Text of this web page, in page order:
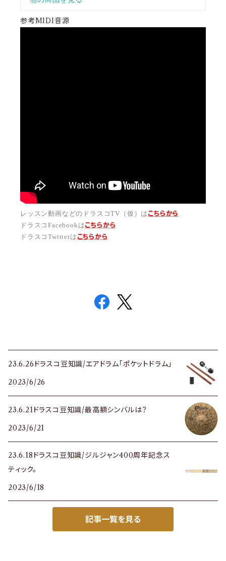
参考MIDI音源
レッスン動画などのドラスコTV（仮）は こちらから
ドラスコFacebookはこちらから
ドラスコTwitterは こちらから
23.6.26ドラスコ豆知識/エアドラム「ポケットドラム」
2023/6/26
23.6.21ドラスコ豆知識/最高額シンバルは？
2023/6/21
23.6.18ドラスコ豆知識/ジルジャン400周年記念ス
ティック。
2023/6/18
記事一覧を見る